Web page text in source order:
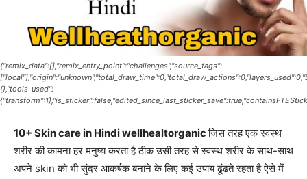
{"remix_data":[],"remix_entry_point":"challenges","source_tags":
{},"tools_used":
10+ Skin care in Hindi wellhealtorganicजिस तरह एक स्वस्थ
शरीर की कामना हर मनुष्य करता है ठीक उसी तरह से स्वस्थ शरीर के साथ-साथ
अपने skin को भी सुंदर आकर्षक बनाने के लिए कई उपाय ढूंढते रहता है ऐसे में